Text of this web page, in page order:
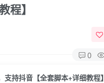
程】
0
持抖音【全套脚本+详细教程】